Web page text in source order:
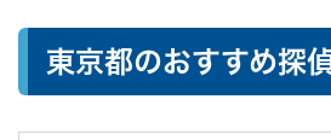
東京都のおすすめ探